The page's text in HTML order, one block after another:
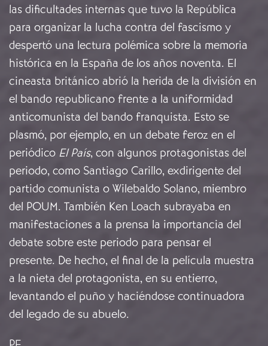
las dificultades internas que tuvo la República
para organizar la lucha contra del fascismo y
despertó una lectura polémica sobre la memoria
histórica en la España de los años noventa. El
cineasta británico abrió la herida de la división en
el bando republicano frente a la uniformidad
anticomunista del bando franquista. Esto se
plasmó, por ejemplo, en un debate feroz en el
periódico El País, con algunos protagonistas del
periodo, como Santiago Carillo, exdirigente del
partido comunista o Wilebaldo Solano, miembro
del POUM. También Ken Loach subrayaba en
manifestaciones a la prensa la importancia del
debate sobre este periodo para pensar el
presente. De hecho, el final de la película muestra
a la nieta del protagonista, en su entierro,
levantando el puño y haciéndose continuadora
del legado de su abuelo.